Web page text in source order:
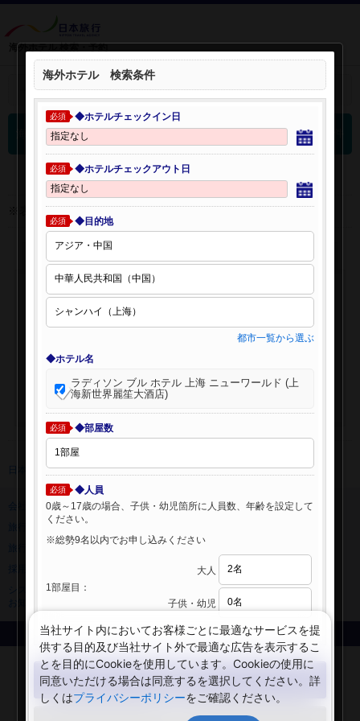
海外ホテル 検索・予約
検索条件を開く：
海外ホテル 検索結果
※表示金額はオンライン予約時の金額です。
日本旅行 トップ>海外ホテル>海外ホテル検索
会社情報
プライバシーポリシー
旅行業登録票・約款
ニュースリリース
サイトマップ
システムメンテナンスの
Copyright © NIPPON TRAVEL AGENCY Co.,LTD. All rights reserved.
海外ホテル 検索条件
必須 ◆ホテルチェックイン日
必須 ◆ホテルチェックアウト日
必須 ◆目的地
都市一覧から選ぶ
◆ホテル名
ラディソン ブル ホテル 上海 ニューワールド (上
海新世界麗笙大酒店)
必須 ◆部屋数
必須
◆人員
0歳～17歳の場合、子供・幼児箇所に人員数、年齢を設定して
ください。
※総勢9名以内でお申し込みください
1部屋目：
大人
子供・幼児
検索する
閉じる
当社サイト内においてお客様ごとに最適なサービスを提
供する目的及び当社サイト外で最適な広告を表示するこ
とを目的にCookieを使用しています。Cookieの使用に
同意いただける場合は同意するを選択してください。詳
しくはプライバシーポリシーをご確認ください。